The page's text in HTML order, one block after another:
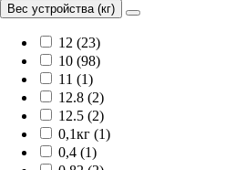
Вес устройства (кг)
12 (23)
10 (98)
11 (1)
12.8 (2)
12.5 (2)
0,1кг (1)
0,4 (1)